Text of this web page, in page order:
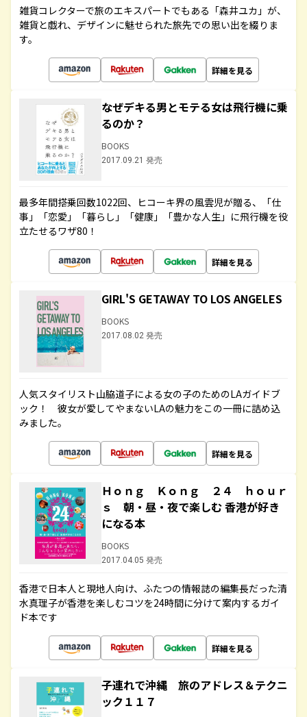
雑貨コレクターで旅のエキスパートでもある「森井ユカ」が、
雑貨と戯れ、デザインに魅せられた旅先での思い出を綴りま
す。
詳細を見る
なぜデキる男とモテる女は飛行機に乗
るのか？
BOOKS
2017.09.21 発売
最多年間搭乗回数1022回、ヒコーキ界の風雲児が贈る、「仕
事」「恋愛」「暮らし」「健康」「豊かな人生」に飛行機を役
立たせるワザ80！
詳細を見る
GIRL'S GETAWAY TO LOS ANGELES
BOOKS
2017.08.02 発売
人気スタイリスト山脇道子による女の子のためのLAガイドブ
ック！ 彼女が愛してやまないLAの魅力をこの一冊に詰め込
みました。
詳細を見る
Ｈｏｎｇ Ｋｏｎｇ ２４ ｈｏｕｒ
ｓ 朝・昼・夜で楽しむ 香港が好き
になる本
BOOKS
2017.04.05 発売
香港で日本人と現地人向け、ふたつの情報誌の編集長だった清
水真理子が香港を楽しむコツを24時間に分けて案内するガイ
ド本です
詳細を見る
子連れで沖縄 旅のアドレス＆テクニ
ック１１７